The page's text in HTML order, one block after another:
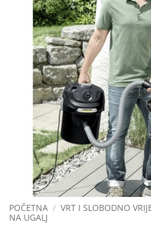
POČETNA / VRT I SLOBODNO
NA UGALJ